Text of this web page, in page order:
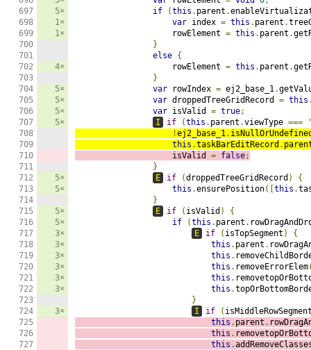
5×
1×
1×
4×
5×
5×
5×
5×
5×
5×
5×
5×
3×
3×
3×
3×
3×
3×
3×
if
(this . parent .
var index = this . parent .
                    rowElement
= this . parent .
}
else {
                    rowElement
= this . parent .
}
var rowIndex = ej2_base_1.
var droppedTreeGridRecord = this
var isValid = true;
I
if (this . parent .viewType ===
!ej2_base_1 .
this .taskBarEditRecord .
                    isValid
= false;
}
E
if (droppedTreeGridRecord )
{
this .ensurePosition([ this .
}
E
if ( isValid )
{
if
(this . parent .
E
if ( isTopSegment )
{
this . parent .
this .
this . removeErrorElem
this .
this .
}
I
if (
this . parent .
this .
this .